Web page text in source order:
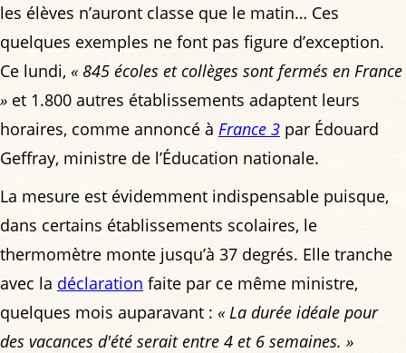
les élèves n’auront classe que le matin… Ces
quelques exemples ne font pas figure d’exception.
Ce lundi, « 845 écoles et collèges sont fermés en France
» et 1.800 autres établissements adaptent leurs
horaires, comme annoncé à France 3 par Édouard
Geffray, ministre de l’Éducation nationale.
La mesure est évidemment indispensable puisque,
dans certains établissements scolaires, le
thermomètre monte jusqu’à 37 degrés. Elle tranche
avec la déclaration faite par ce même ministre,
quelques mois auparavant : « La durée idéale pour
des vacances d'été serait entre 4 et 6 semaines. »